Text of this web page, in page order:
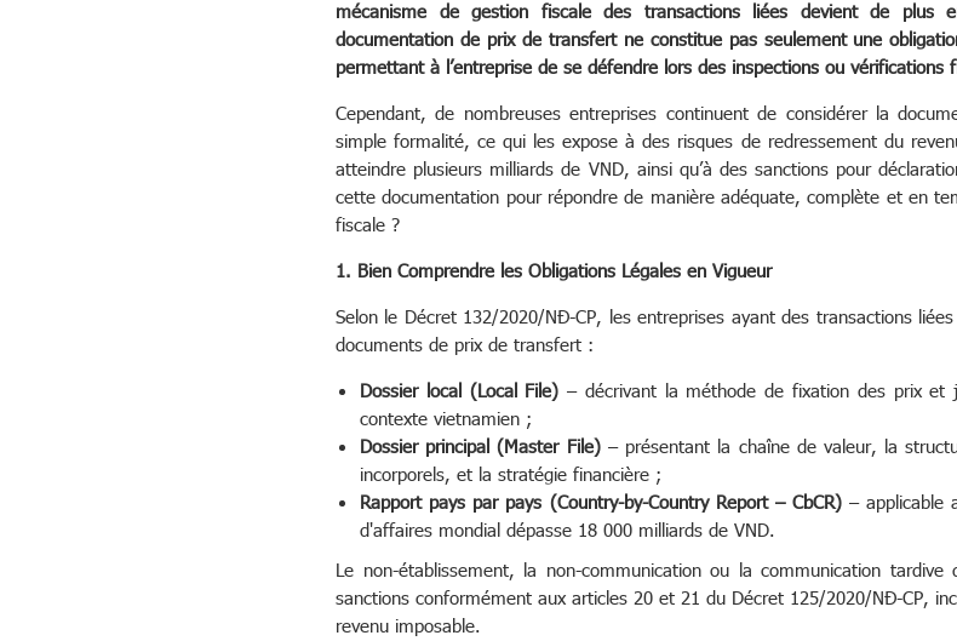
mécanisme de gestion fiscale des transactions liées devient de plus
documentation de prix de transfert ne constitue pas seulement une
permettant à l’entreprise de se défendre lors des inspections ou vérifications
Cependant, de nombreuses entreprises continuent de considérer la
simple formalité, ce qui les expose à des risques de redressement du
atteindre plusieurs milliards de VND, ainsi qu’à des sanctions pour
cette documentation pour répondre de manière adéquate, complète et en
fiscale ?
1. Bien Comprendre les Obligations Légales en Vigueur
Selon le Décret 132/2020/NĐ-CP, les entreprises ayant des transactions
documents de prix de transfert :
Dossier local (Local File) – décrivant la méthode de fixation des prix et
contexte vietnamien ;
Dossier principal (Master File)– présentant la chaîne de valeur, la
incorporels, et la stratégie financière ;
Rapport pays par pays (Country-by-Country Report – CbCR)– applicable
d'affaires mondial dépasse 18 000 milliards de VND.
Le non-établissement, la non-communication ou la communication
sanctions conformément aux articles 20 et 21 du Décret 125/2020/NĐ-CP,
revenu imposable.